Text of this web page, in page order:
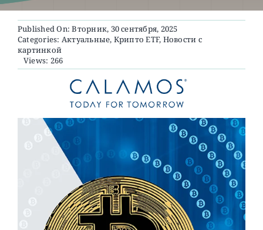
О ПРОЕКТЕ
Published On: Вторник, 30 сентября, 2025
Categories: Актуальные, Крипто ETF, Новости с
картинкой
Views: 266